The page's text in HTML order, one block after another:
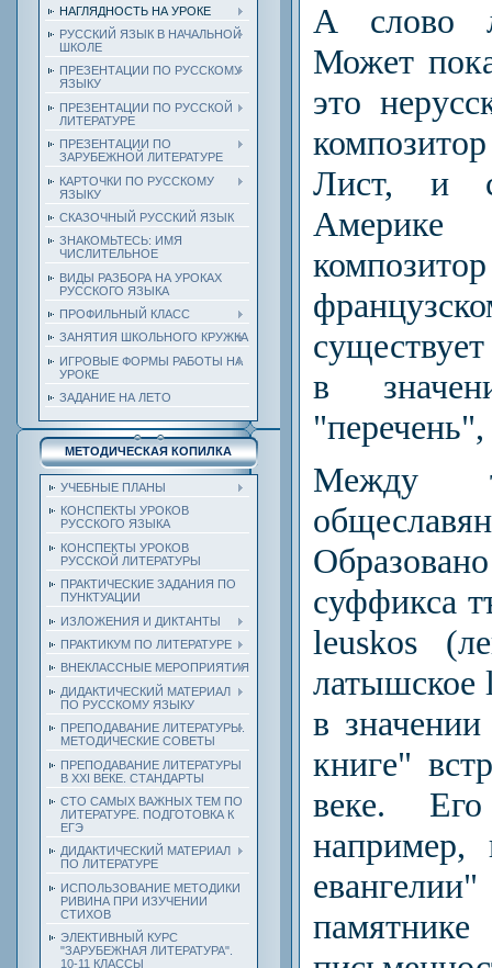
НАГЛЯДНОСТЬ НА УРОКЕ
РУССКИЙ ЯЗЫК В НАЧАЛЬНОЙ
ШКОЛЕ
ПРЕЗЕНТАЦИИ ПО РУССКОМУ
ЯЗЫКУ
ПРЕЗЕНТАЦИИ ПО РУССКОЙ
ЛИТЕРАТУРЕ
ПРЕЗЕНТАЦИИ ПО
ЗАРУБЕЖНОЙ ЛИТЕРАТУРЕ
КАРТОЧКИ ПО РУССКОМУ
ЯЗЫКУ
СКАЗОЧНЫЙ РУССКИЙ ЯЗЫК
ЗНАКОМЬТЕСЬ: ИМЯ
ЧИСЛИТЕЛЬНОЕ
ВИДЫ РАЗБОРА НА УРОКАХ
РУССКОГО ЯЗЫКА
ПРОФИЛЬНЫЙ КЛАСС
ЗАНЯТИЯ ШКОЛЬНОГО КРУЖКА
ИГРОВЫЕ ФОРМЫ РАБОТЫ НА
УРОКЕ
ЗАДАНИЕ НА ЛЕТО
МЕТОДИЧЕСКАЯ КОПИЛКА
УЧЕБНЫЕ ПЛАНЫ
КОНСПЕКТЫ УРОКОВ
РУССКОГО ЯЗЫКА
КОНСПЕКТЫ УРОКОВ
РУССКОЙ ЛИТЕРАТУРЫ
ПРАКТИЧЕСКИЕ ЗАДАНИЯ ПО
ПУНКТУАЦИИ
ИЗЛОЖЕНИЯ И ДИКТАНТЫ
ПРАКТИКУМ ПО ЛИТЕРАТУРЕ
ВНЕКЛАССНЫЕ МЕРОПРИЯТИЯ
ДИДАКТИЧЕСКИЙ МАТЕРИАЛ
ПО РУССКОМУ ЯЗЫКУ
ПРЕПОДАВАНИЕ ЛИТЕРАТУРЫ.
МЕТОДИЧЕСКИЕ СОВЕТЫ
ПРЕПОДАВАНИЕ ЛИТЕРАТУРЫ
В XXI ВЕКЕ. СТАНДАРТЫ
СТО САМЫХ ВАЖНЫХ ТЕМ ПО
ЛИТЕРАТУРЕ. ПОДГОТОВКА К
ЕГЭ
ДИДАКТИЧЕСКИЙ МАТЕРИАЛ
ПО ЛИТЕРАТУРЕ
ИСПОЛЬЗОВАНИЕ МЕТОДИКИ
РИВИНА ПРИ ИЗУЧЕНИИ
СТИХОВ
ЭЛЕКТИВНЫЙ КУРС
"ЗАРУБЕЖНАЯ ЛИТЕРАТУРА".
10-11 КЛАССЫ
А слово
Может
это
Лист, и
Америке
в
Между
суффикса
leuskos
латышское
в
книге"
веке.
например,